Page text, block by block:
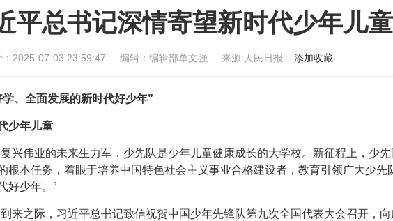
总书记深情寄望新时代少年儿童
2025-07-03 23:59:47 编辑：编辑部单文强 来源:人民日报 添加收藏
、全面发展的新时代好少年”
少年儿童
兴伟业的未来生力军，少先队是少年儿童健康成长的大学校。新征程上，少先
根本任务，着眼于培养中国特色社会主义事业合格建设者，教育引领广大少先
好少年。”
来之际，习近平总书记致信祝贺中国少年先锋队第九次全国代表大会召开，